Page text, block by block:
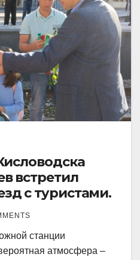
встретил
с туристами.
станции
атмосфера –